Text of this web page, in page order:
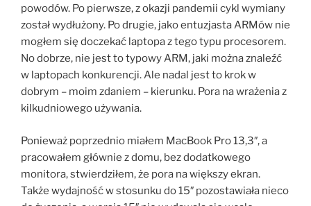
powodów. Po pierwsze, z okazji pandemii cykl wymiany
został wydłużony. Po drugie, jako entuzjasta ARMów nie
mogłem się doczekać laptopa z tego typu procesorem.
No dobrze, nie jest to typowy ARM, jaki można znaleźć
w laptopach konkurencji. Ale nadal jest to krok w
dobrym – moim zdaniem – kierunku. Pora na wrażenia z
kilkudniowego używania.
Ponieważ poprzednio miałem MacBook Pro 13,3″, a
pracowałem głównie z domu, bez dodatkowego
monitora, stwierdziłem, że pora na większy ekran.
Także wydajność w stosunku do 15″ pozostawiała nieco